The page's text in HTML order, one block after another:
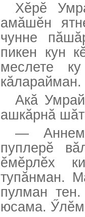
Хĕрĕ
амăшĕн
чунне
пикен кун
меслете
кăларайман.
Акă
ашкăрнă
—
пуплерĕ
ĕмĕрлĕх
тупăнман.
пулман
юсама. Ӳлĕм